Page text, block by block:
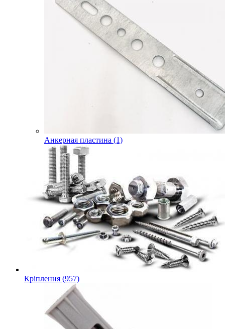
Анкерная пластина (1)
Кріплення (957)